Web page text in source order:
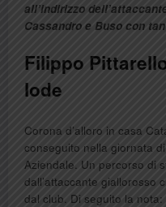
all’indirizzo
Cassandro e Buso con
Filippo
lode
Corona d’alloro in casa
conseguito nella giornata
Aziendale. Un percorso di
dall’attaccante giallorosso
dal club. Di seguito la nota: